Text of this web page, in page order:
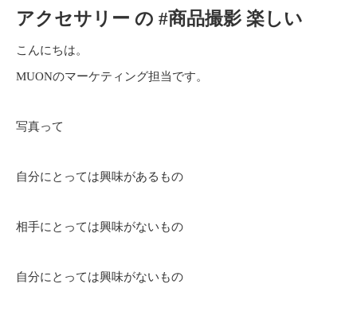
アクセサリー の #商品撮影 楽しい
こんにちは。
MUONのマーケティング担当です。
写真って
自分にとっては興味があるもの
相手にとっては興味がないもの
自分にとっては興味がないもの